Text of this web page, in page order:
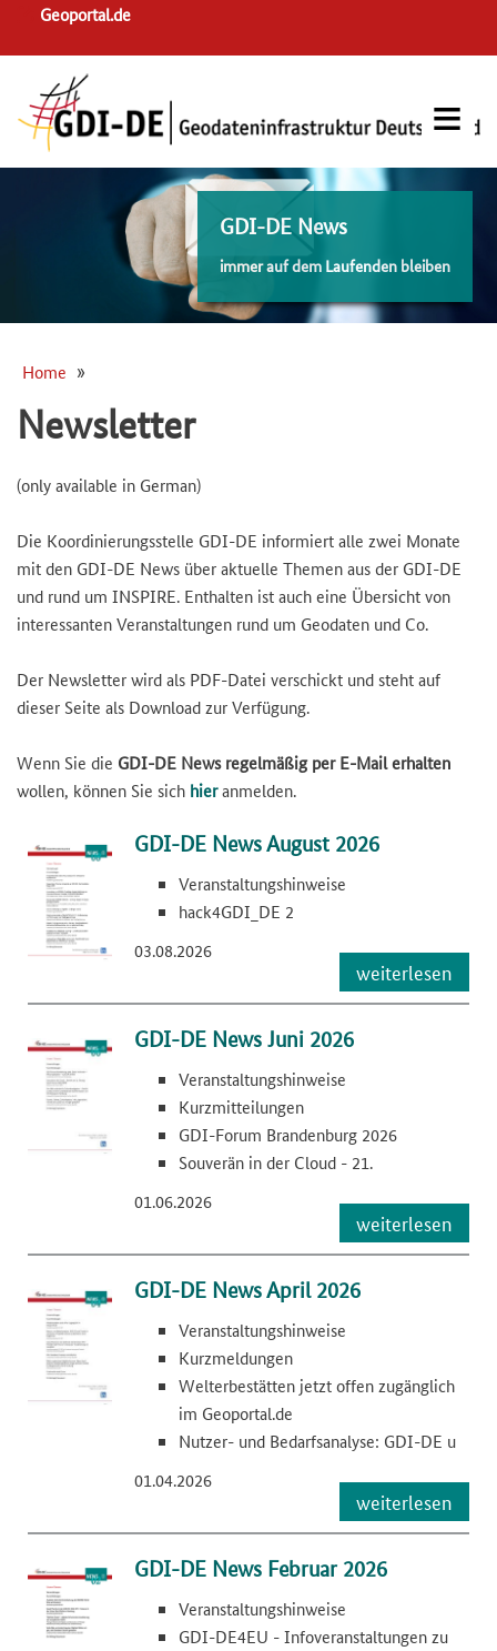
navigation
Geoportal.de
GDI-DE News
immer auf dem Laufenden bleiben
Breadcrumb
Home
Newsletter
(only available in German)
Die Koordinierungsstelle GDI-DE informiert alle zwei Monate
mit den GDI-DE News über aktuelle Themen aus der GDI-DE
und rund um INSPIRE. Enthalten ist auch eine Übersicht von
interessanten Veranstaltungen rund um Geodaten und Co.
Der Newsletter wird als PDF-Datei verschickt und steht auf
dieser Seite als Download zur Verfügung.
Wenn Sie die GDI-DE News regelmäßig per E-Mail erhalten
wollen, können Sie sich hieranmelden.
GDI-DE News August 2026
Veranstaltungshinweise
hack4GDI_DE 2
03.08.2026
weiterlesen
GDI-DE News Juni 2026
Veranstaltungshinweise
Kurzmitteilungen
GDI-Forum Brandenburg 2026
Souverän in der Cloud - 21.
01.06.2026
weiterlesen
GDI-DE News April 2026
Veranstaltungshinweise
Kurzmeldungen
Welterbestätten jetzt offen zugänglich
im Geoportal.de
Nutzer- und Bedarfsanalyse: GDI-DE u
01.04.2026
weiterlesen
GDI-DE News Februar 2026
Veranstaltungshinweise
GDI-DE4EU - Infoveranstaltungen zu